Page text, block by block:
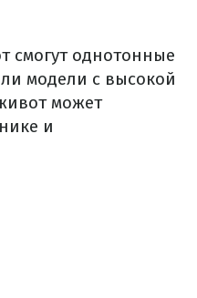
смогут однотонные
модели с высокой
может
и